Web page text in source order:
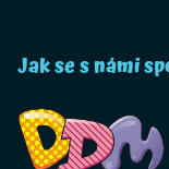
Jak se s námi